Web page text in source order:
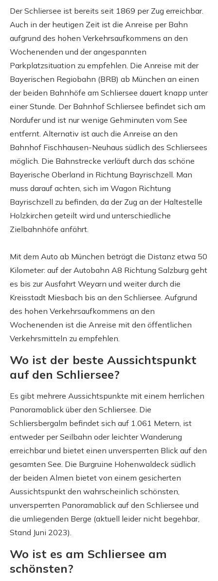
Der Schliersee ist bereits seit 1869 per Zug erreichbar.
Auch in der heutigen Zeit ist die Anreise per Bahn
aufgrund des hohen Verkehrsaufkommens an den
Wochenenden und der angespannten
Parkplatzsituation zu empfehlen. Die Anreise mit der
Bayerischen Regiobahn (BRB) ab München an einen
der beiden Bahnhöfe am Schliersee dauert knapp unter
einer Stunde. Der Bahnhof Schliersee befindet sich am
Nordufer und ist nur wenige Gehminuten vom See
entfernt. Alternativ ist auch die Anreise an den
Bahnhof Fischhausen-Neuhaus südlich des Schliersees
möglich. Die Bahnstrecke verläuft durch das schöne
Bayerische Oberland in Richtung Bayrischzell. Man
muss darauf achten, sich im Wagon Richtung
Bayrischzell zu befinden, da der Zug an der Haltestelle
Holzkirchen geteilt wird und unterschiedliche
Zielbahnhöfe anfährt.
Mit dem Auto ab München beträgt die Distanz etwa 50
Kilometer: auf der Autobahn A8 Richtung Salzburg geht
es bis zur Ausfahrt Weyarn und weiter durch die
Kreisstadt Miesbach bis an den Schliersee. Aufgrund
des hohen Verkehrsaufkommens an den
Wochenenden ist die Anreise mit den öffentlichen
Verkehrsmitteln zu empfehlen.
Wo ist der beste Aussichtspunkt
auf den Schliersee?
Es gibt mehrere Aussichtspunkte mit einem herrlichen
Panoramablick über den Schliersee. Die
Schliersbergalm befindet sich auf 1.061 Metern, ist
entweder per Seilbahn oder leichter Wanderung
erreichbar und bietet einen unversperrten Blick auf den
gesamten See. Die Burgruine Hohenwaldeck südlich
der beiden Almen bietet von einem gesicherten
Aussichtspunkt den wahrscheinlich schönsten,
unversperrten Panoramablick auf den Schliersee und
die umliegenden Berge (aktuell leider nicht begehbar,
Stand Juni 2023).
Wo ist es am Schliersee am
schönsten?